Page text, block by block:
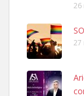
Ninfa perdida
26
27